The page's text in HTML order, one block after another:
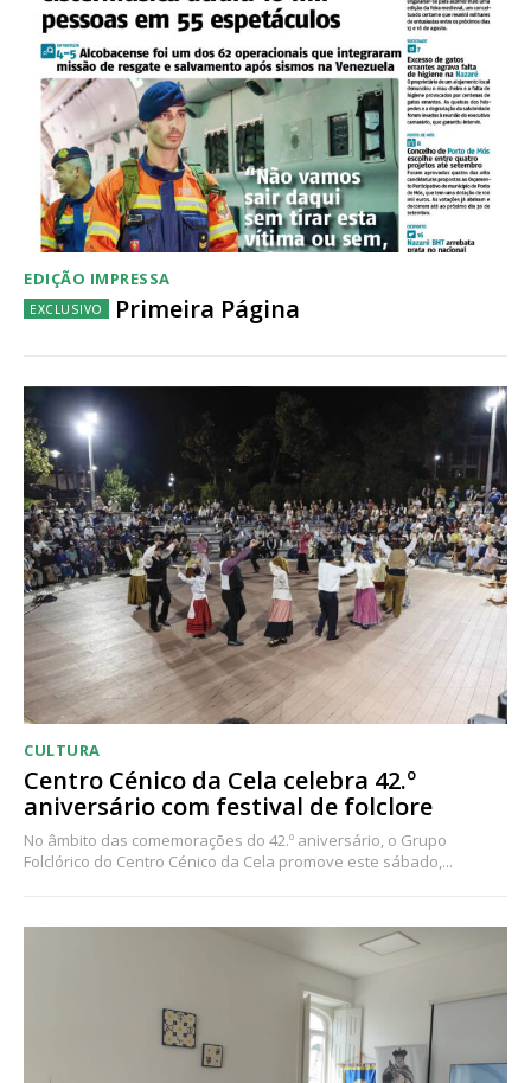
EDIÇÃO IMPRESSA
Primeira Página
CULTURA
Centro Cénico da Cela celebra 42.º
aniversário com festival de folclore
No âmbito das comemorações do 42.º aniversário, o Grupo
Folclórico do Centro Cénico da Cela promove este sábado,...